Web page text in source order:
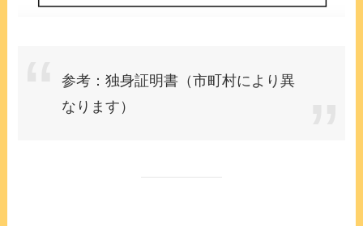
参考：独身証明書（市町村により異
なります）